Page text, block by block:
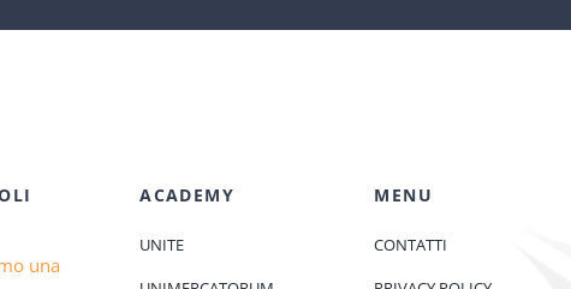
una
ACADEMY
UNITE
MENU
CONTATTI